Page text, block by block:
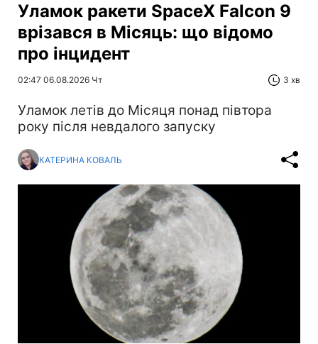
Уламок ракети SpaceX Falcon 9
врізався в Місяць: що відомо
про інцидент
02:47 06.08.2026 Чт 3 хв
Уламок летів до Місяця понад півтора
року після невдалого запуску
КАТЕРИНА КОВАЛЬ